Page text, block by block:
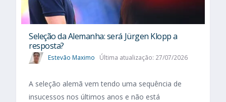
Seleção da Alemanha: será Jürgen Klopp a
resposta?
Estevão Maximo Última atualização: 27/07/2026
A seleção alemã vem tendo uma sequência de
insucessos nos últimos anos e não está